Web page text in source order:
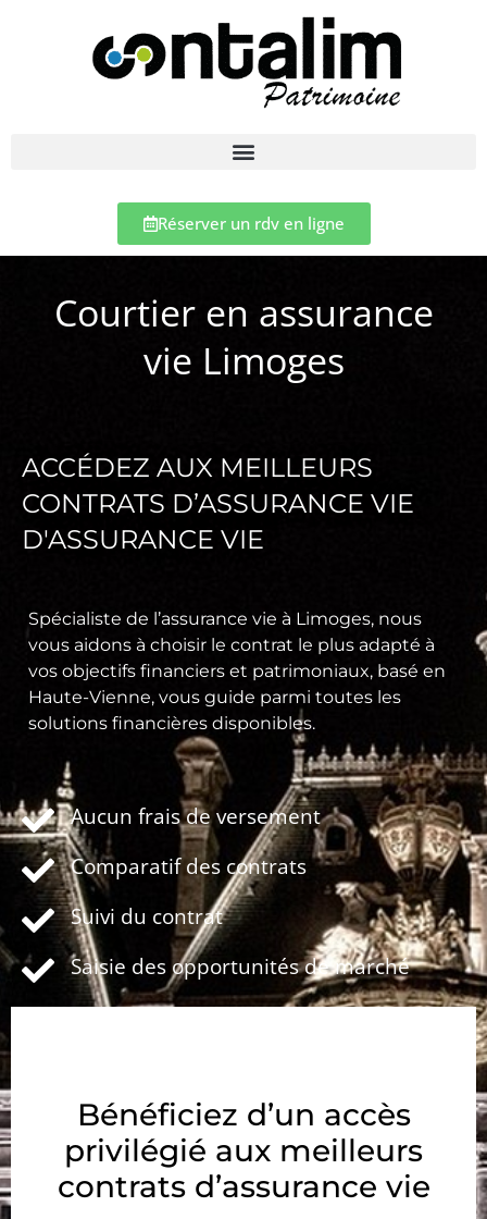
Réserver un rdv en ligne
Courtier en assurance
vie Limoges
ACCÉDEZ AUX MEILLEURS
CONTRATS D’ASSURANCE VIE
D'ASSURANCE VIE
Spécialiste de l’assurance vie à Limoges, nous
vous aidons à choisir le contrat le plus adapté à
vos objectifs financiers et patrimoniaux, basé en
Haute-Vienne, vous guide parmi toutes les
solutions financières disponibles.
Aucun frais de versement
Comparatif des contrats
Suivi du contrat
Saisie des opportunités de marché
Bénéficiez d’un accès
privilégié aux meilleurs
contrats d’assurance vie